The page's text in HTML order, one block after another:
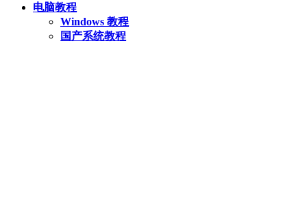
电脑教程
Windows 教程
国产系统教程